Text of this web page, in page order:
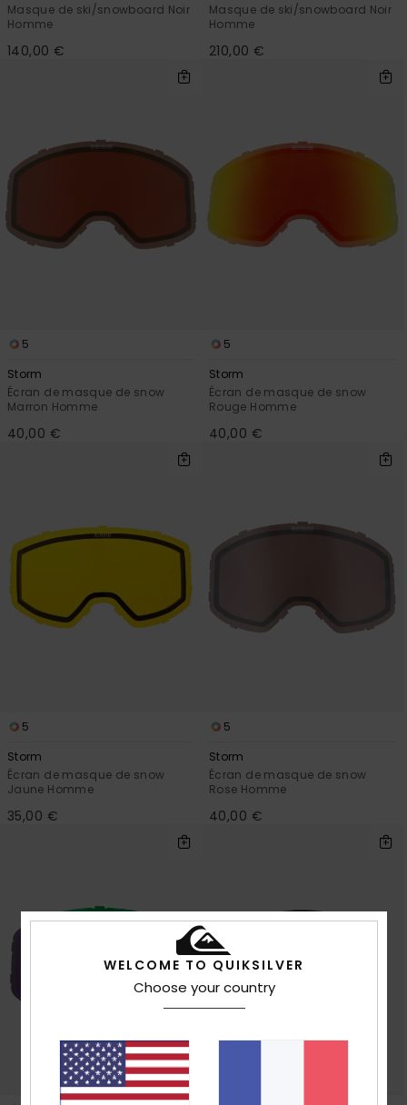
Masque de ski/snowboard Noir
Homme
140,00 €
Masque de ski/snowboard Noir
Homme
210,00 €
5
Storm
Écran de masque de snow
Marron Homme
40,00 €
5
Storm
Écran de masque de snow
Rouge Homme
40,00 €
5
Storm
Écran de masque de snow
Jaune Homme
35,00 €
5
Storm
Écran de masque de snow
Rose Homme
40,00 €
WELCOME TO QUIKSILVER
Choose your country